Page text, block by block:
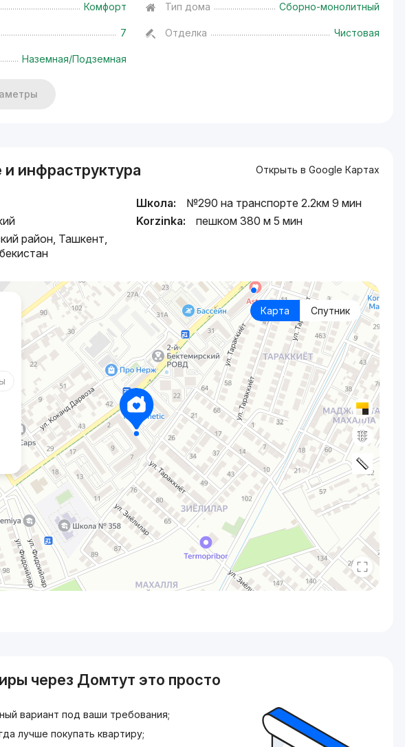
Комфорт Тип дома Сборно-монолитный
7 Отделка Чистовая
Наземная/Подземная
инфраструктура Открыть в Google Картах
район, Ташкент,
Школа:
№290 на транспорте 2.2км 9 мин
Korzinka:
пешком 380 м 5 мин
Карта Спутник
через Домтут это просто
вариант под ваши требования;
лучше покупать квартиру;